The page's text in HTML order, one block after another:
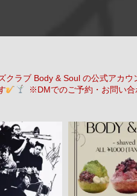
ラブ Body & Soul の公式アカウ
※DMでのご予約・お問い合